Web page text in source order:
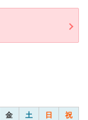
金 土 日 祝